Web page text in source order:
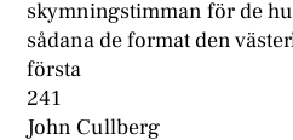
skymningstimman för de
sådana de format den
första
241
John Cullberg